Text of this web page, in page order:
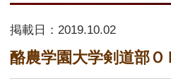
掲載日： 2019.10.02
酪農学園大学剣道部